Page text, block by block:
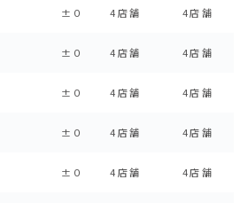
±０ 4店舗 4店舗
±０ 4店舗 4店舗
±０ 4店舗 4店舗
±０ 4店舗 4店舗
±０ 4店舗 4店舗